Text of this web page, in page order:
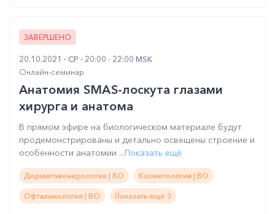
ЗАВЕРШЕНО
20.10.2021 СР
20:00 - 22:00 MSK
Онлайн-семинар
Анатомия SMAS-лоскута глазами
хирурга и анатома
В прямом эфире на биологическом материале будут
продемонстрированы и детально освещены строение и
особенности анатомии ...Показать ещё
Дерматовенерология | ВО Косметология | ВО
Офтальмология | ВО Показать ещё 3